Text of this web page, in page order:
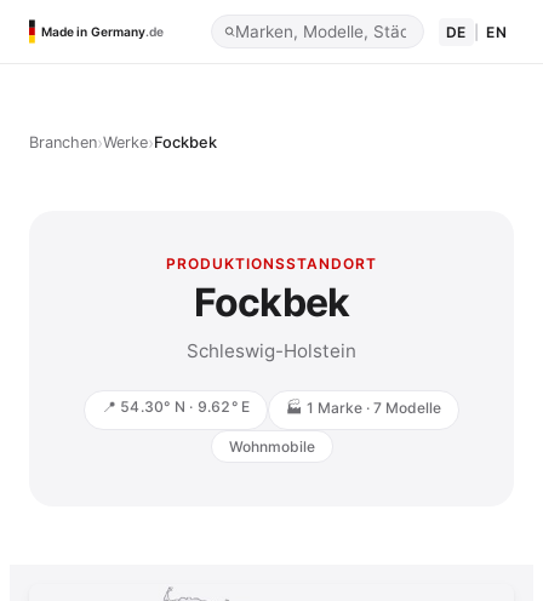
Made in Germany.de DE EN
Branchen›Werke›Fockbek
PRODUKTIONSSTANDORT
Fockbek
Schleswig-Holstein
📍 54.30° N · 9.62° E 🏭 1 Marke · 7 Modelle
Wohnmobile